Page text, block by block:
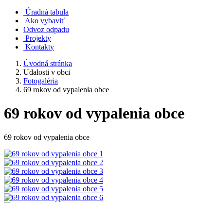
Úradná tabula
Ako vybaviť
Odvoz odpadu
Projekty
Kontakty
Úvodná stránka
Udalosti v obci
Fotogaléria
69 rokov od vypalenia obce
69 rokov od vypalenia obce
69 rokov od vypalenia obce